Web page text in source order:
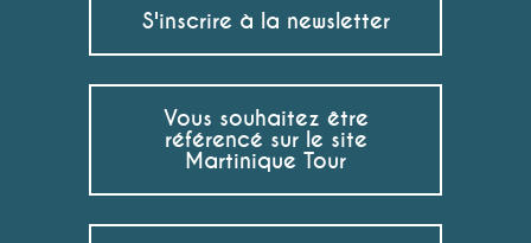
S'inscrire à la newsletter
Vous souhaitez être
référencé sur le site
Martinique Tour